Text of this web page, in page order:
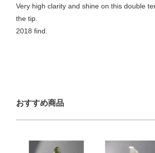
Very high clarity and shine on this double
the tip.
2018 find.
おすすめ商品